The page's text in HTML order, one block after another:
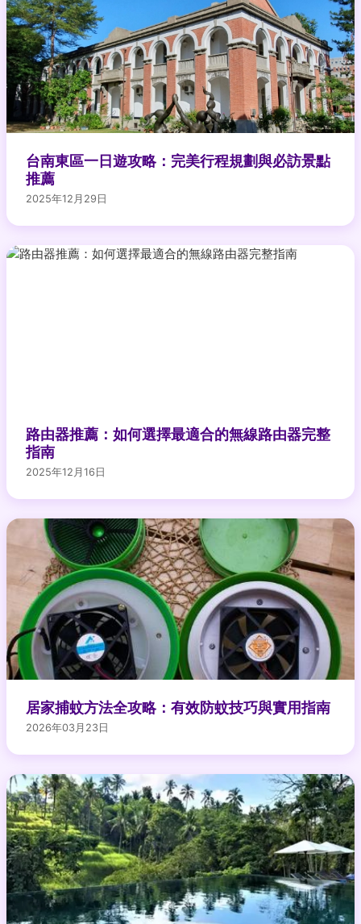
台南東區一日遊攻略：完美行程規劃與必訪景點
推薦
2025年12月29日
路由器推薦：如何選擇最適合的無線路由器完整
指南
2025年12月16日
居家捕蚊方法全攻略：有效防蚊技巧與實用指南
2026年03月23日